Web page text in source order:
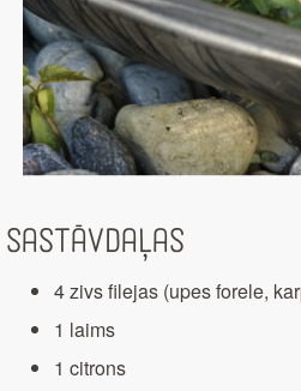
Sastāvdaļas
4 zivs filejas (upes forele,
1 laims
1 citrons